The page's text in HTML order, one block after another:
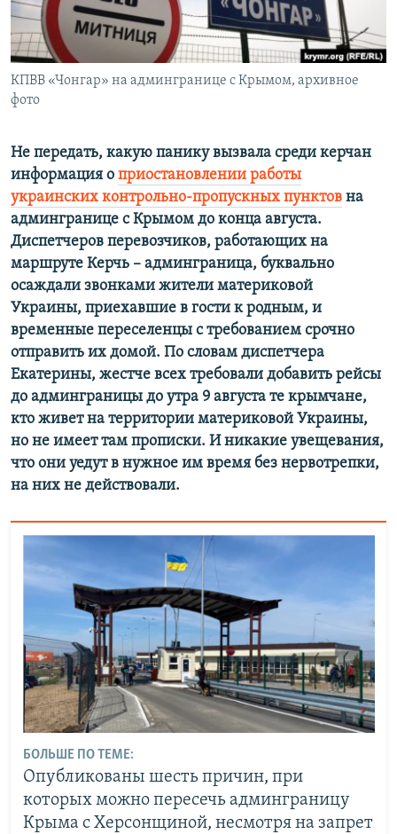
ПОБЕДИТЕЛЕЙ НЕ СУДЯТ?
КРЫМ.НЕПОКОРЕННЫЙ
ELIFBE
ПРИСОЕДИНЯЙТЕСЬ!
КПВВ «Чонгар» на админгранице с Крымом, архивное
фото
Не передать, какую панику вызвала среди керчан
информация о приостановлении работы
украинских контрольно-пропускных пунктов на
админгранице с Крымом до конца августа.
Диспетчеров перевозчиков, работающих на
маршруте Керчь – админграница, буквально
осаждали звонками жители материковой
Украины, приехавшие в гости к родным, и
временные переселенцы с требованием срочно
отправить их домой. По словам диспетчера
Екатерины, жестче всех требовали добавить рейсы
до админграницы до утра 9 августа те крымчане,
кто живет на территории материковой Украины,
но не имеет там прописки. И никакие увещевания,
что они уедут в нужное им время без нервотрепки,
на них не действовали.
БОЛЬШЕ ПО ТЕМЕ:
Опубликованы шесть причин, при
которых можно пересечь админграницу
Крыма с Херсонщиной, несмотря на запрет